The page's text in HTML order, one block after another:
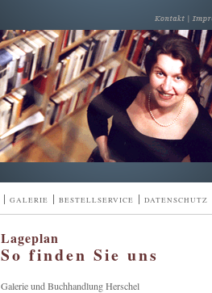
| GALERIE | BESTELLSERVICE | DATENSCHUTZ
Lageplan
So finden Sie uns
Galerie und Buchhandlung Herschel